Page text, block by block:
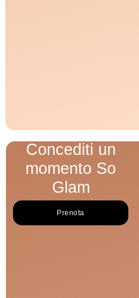
Concediti un
momento So
Glam
Prenota